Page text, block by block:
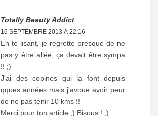
Totally Beauty Addict
16 SEPTEMBRE 2013 À 22:16
En te lisant, je regrette presque de ne
pas y être allée, ça devait être sympa
!! ;)
J'ai des copines qui la font depuis
qques années mais j'avoue avoir peur
de ne pas tenir 10 kms !!
Merci pour ton article ;) Bisous ! ;)